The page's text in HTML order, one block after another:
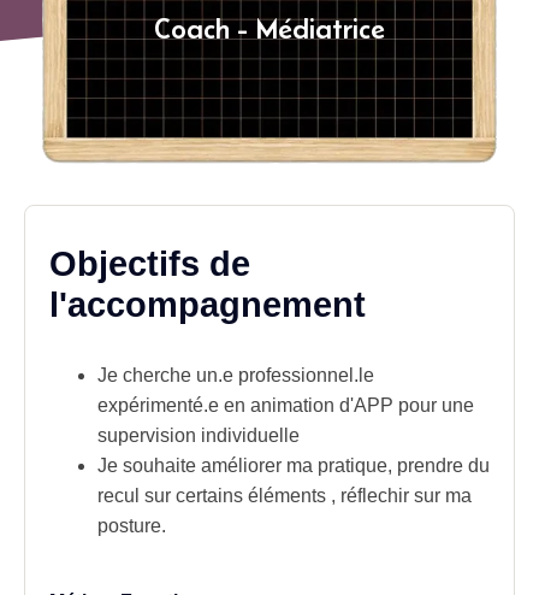
Coach - Médiatrice
Objectifs de
l'accompagnement
Je cherche un.e professionnel.le
expérimenté.e en animation d'APP pour une
supervision individuelle
Je souhaite améliorer ma pratique, prendre du
recul sur certains éléments , réflechir sur ma
posture.